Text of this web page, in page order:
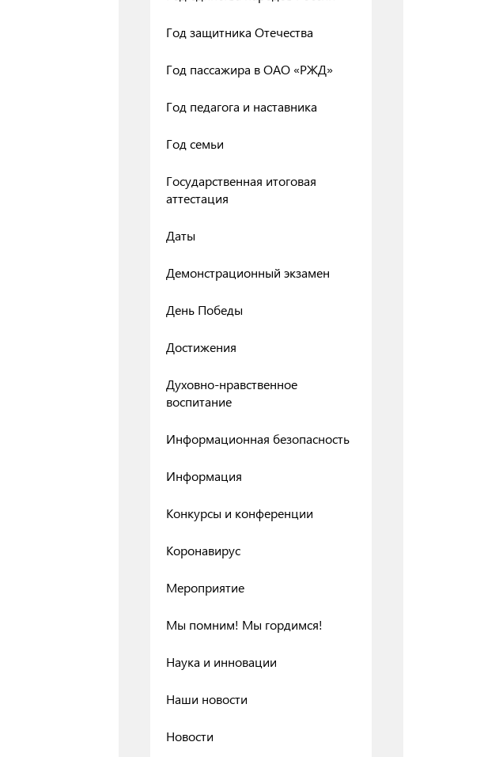
Год защитника Отечества
Год пассажира в ОАО «РЖД»
Год педагога и наставника
Год семьи
Государственная итоговая
аттестация
Даты
Демонстрационный экзамен
День Победы
Достижения
Духовно-нравственное
воспитание
Информационная безопасность
Информация
Конкурсы и конференции
Коронавирус
Мероприятие
Мы помним! Мы гордимся!
Наука и инновации
Наши новости
Новости